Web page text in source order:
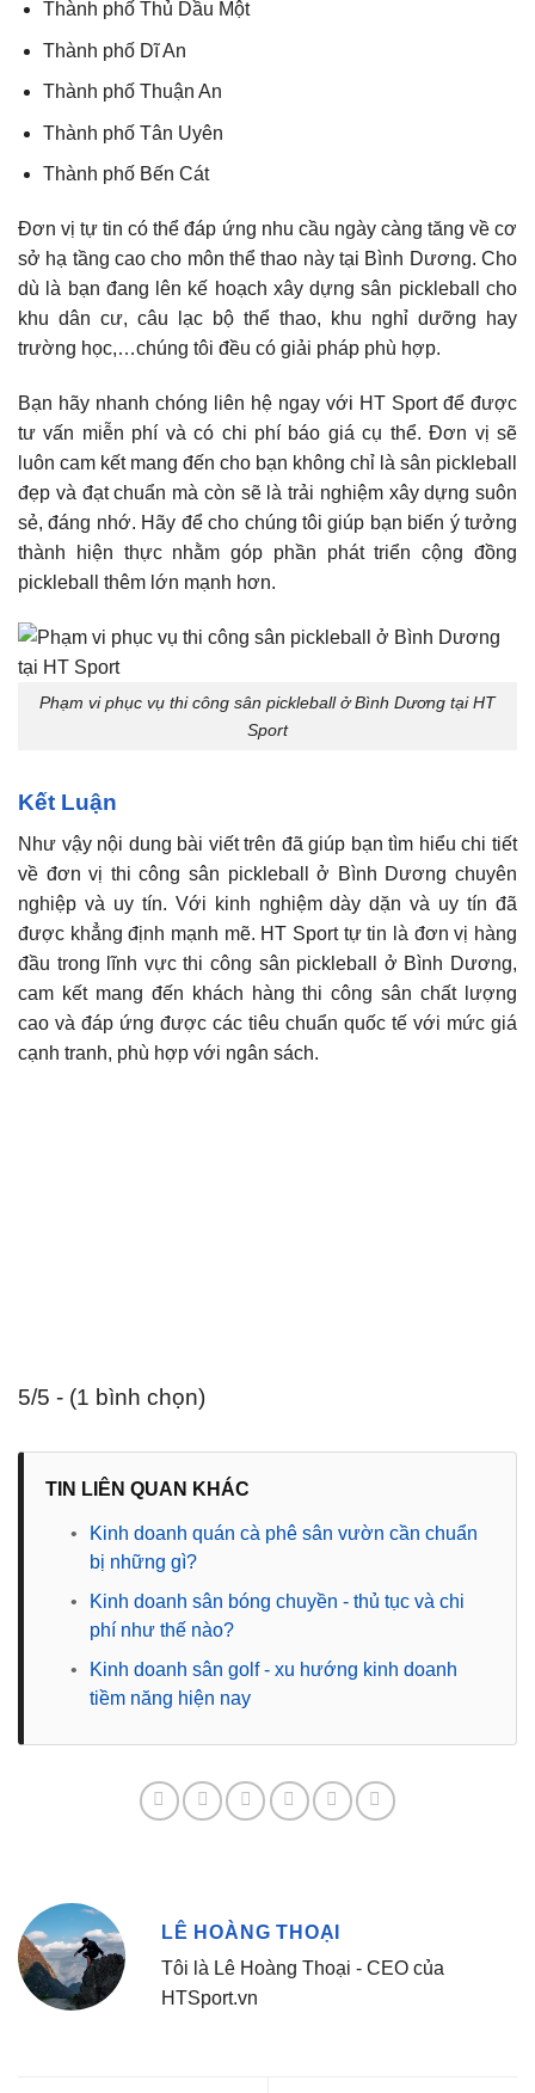
Thành phố Thủ Dầu Một
Thành phố Dĩ An
Thành phố Thuận An
Thành phố Tân Uyên
Thành phố Bến Cát
Đơn vị tự tin có thể đáp ứng nhu cầu ngày càng tăng về cơ
sở hạ tầng cao cho môn thể thao này tại Bình Dương. Cho
dù là bạn đang lên kế hoạch xây dựng sân pickleball cho
khu dân cư, câu lạc bộ thể thao, khu nghỉ dưỡng hay
trường học,…chúng tôi đều có giải pháp phù hợp.
Bạn hãy nhanh chóng liên hệ ngay với HT Sport để được
tư vấn miễn phí và có chi phí báo giá cụ thể. Đơn vị sẽ
luôn cam kết mang đến cho bạn không chỉ là sân pickleball
đẹp và đạt chuẩn mà còn sẽ là trải nghiệm xây dựng suôn
sẻ, đáng nhớ. Hãy để cho chúng tôi giúp bạn biến ý tưởng
thành hiện thực nhằm góp phần phát triển cộng đồng
pickleball thêm lớn mạnh hơn.
Phạm vi phục vụ thi công sân pickleball ở Bình Dương tại HT
Sport
Kết Luận
Như vậy nội dung bài viết trên đã giúp bạn tìm hiểu chi tiết
về đơn vị thi công sân pickleball ở Bình Dương chuyên
nghiệp và uy tín. Với kinh nghiệm dày dặn và uy tín đã
được khẳng định mạnh mẽ. HT Sport tự tin là đơn vị hàng
đầu trong lĩnh vực thi công sân pickleball ở Bình Dương,
cam kết mang đến khách hàng thi công sân chất lượng
cao và đáp ứng được các tiêu chuẩn quốc tế với mức giá
cạnh tranh, phù hợp với ngân sách.
5/5 - (1 bình chọn)
TIN LIÊN QUAN KHÁC
•
Kinh doanh quán cà phê sân vườn cần chuẩn
bị những gì?
•
Kinh doanh sân bóng chuyền - thủ tục và chi
phí như thế nào?
•
Kinh doanh sân golf - xu hướng kinh doanh
tiềm năng hiện nay
LÊ HOÀNG THOẠI
Tôi là Lê Hoàng Thoại - CEO của
HTSport.vn